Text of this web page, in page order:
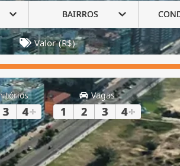
BAIRROS
Valor (R$)
3 4+
Vagas
1 2 3 4+